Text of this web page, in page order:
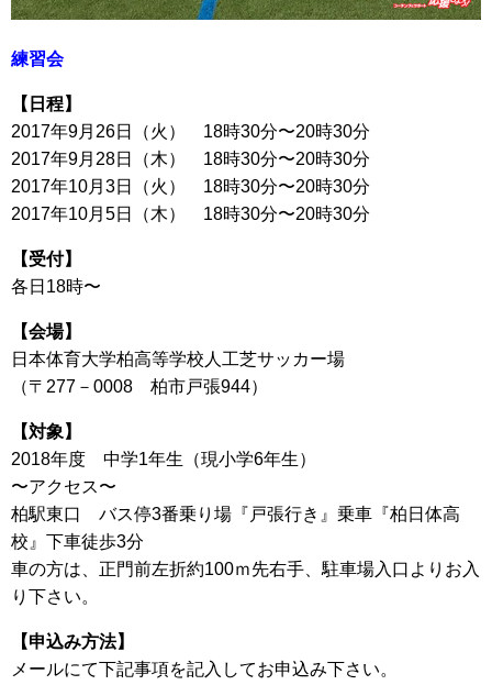
練習会
【日程】
2017年9月26日（火） 18時30分〜20時30分
2017年9月28日（木） 18時30分〜20時30分
2017年10月3日（火） 18時30分〜20時30分
2017年10月5日（木） 18時30分〜20時30分
【受付】
各日18時〜
【会場】
日本体育大学柏高等学校人工芝サッカー場
（〒277－0008 柏市戸張944）
【対象】
2018年度 中学1年生（現小学6年生）
〜アクセス〜
柏駅東口 バス停3番乗り場『戸張行き』乗車『柏日体高
校』下車徒歩3分
車の方は、正門前左折約100ｍ先右手、駐車場入口よりお入
り下さい。
【申込み方法】
メールにて下記事項を記入してお申込み下さい。